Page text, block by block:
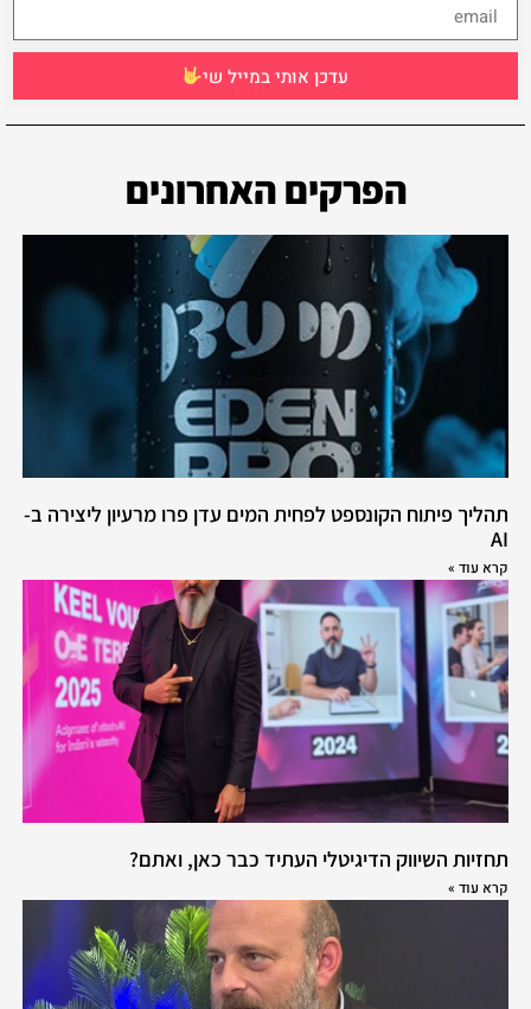
עדכן אותי במייל שי
הפרקים האחרונים
תהליך פיתוח הקונספט לפחית המים עדן פרו מרעיון ליצירה ב-
AI
קרא עוד »
תחזיות השיווק הדיגיטלי העתיד כבר כאן, ואתם?
קרא עוד »